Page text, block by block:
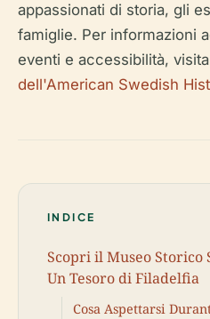
appassionati di storia, gli
famiglie. Per informazioni
eventi e accessibilità,
dell'American Swedish
INDICE
Scopri il Museo Storico
Un Tesoro di Filadelfia
Cosa Aspettarsi